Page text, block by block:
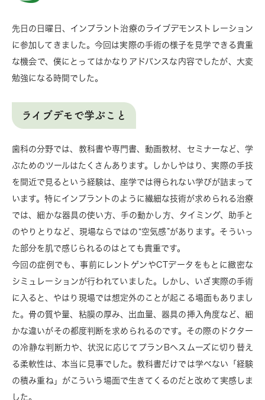
先日の日曜日、インプラント治療のライブデモンストレーション
に参加してきました。今回は実際の手術の様子を見学できる貴重
な機会で、僕にとってはかなりアドバンスな内容でしたが、大変
勉強になる時間でした。
ライブデモで学ぶこと
歯科の分野では、教科書や専門書、動画教材、セミナーなど、学
ぶためのツールはたくさんあります。しかしやはり、実際の手技
を間近で見るという経験は、座学では得られない学びが詰まって
います。特にインプラントのように繊細な技術が求められる治療
では、細かな器具の使い方、手の動かし方、タイミング、助手と
のやりとりなど、現場ならではの“空気感”があります。そういっ
た部分を肌で感じられるのはとても貴重です。
今回の症例でも、事前にレントゲンやCTデータをもとに緻密な
シミュレーションが行われていました。しかし、いざ実際の手術
に入ると、やはり現場では想定外のことが起こる場面もありまし
た。骨の質や量、粘膜の厚み、出血量、器具の挿入角度など、細
かな違いがその都度判断を求められるのです。その際のドクター
の冷静な判断力や、状況に応じてプランBへスムーズに切り替え
る柔軟性は、本当に見事でした。教科書だけでは学べない「経験
の積み重ね」がこういう場面で生きてくるのだと改めて実感しま
した。